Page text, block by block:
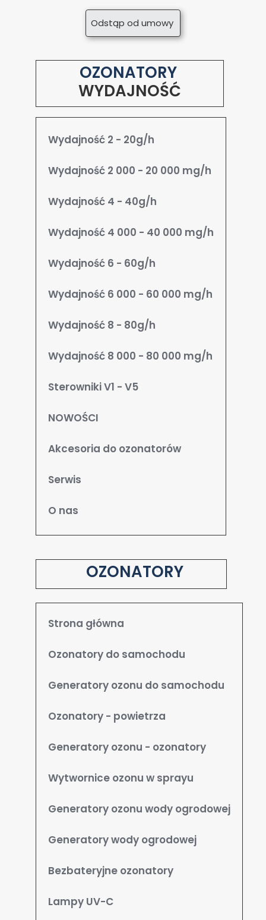
Odstąp od umowy
OZONATORY
WYDAJNOŚĆ
Wydajność 2 - 20g/h
Wydajność 2 000 - 20 000 mg/h
Wydajność 4 - 40g/h
Wydajność 4 000 - 40 000 mg/h
Wydajność 6 - 60g/h
Wydajność 6 000 - 60 000 mg/h
Wydajność 8 - 80g/h
Wydajność 8 000 - 80 000 mg/h
Sterowniki V1 - V5
NOWOŚCI
Akcesoria do ozonatorów
Serwis
O nas
Strona główna
Ozonatory do samochodu
Generatory ozonu do samochodu
Ozonatory - powietrza
Generatory ozonu - ozonatory
Wytwornice ozonu w sprayu
Generatory ozonu wody ogrodowej
Generatory wody ogrodowej
Bezbateryjne ozonatory
Lampy UV-C
OZONATORY